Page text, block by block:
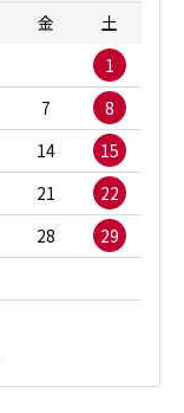
金
土
1
7
8
14
15
21
22
28
29